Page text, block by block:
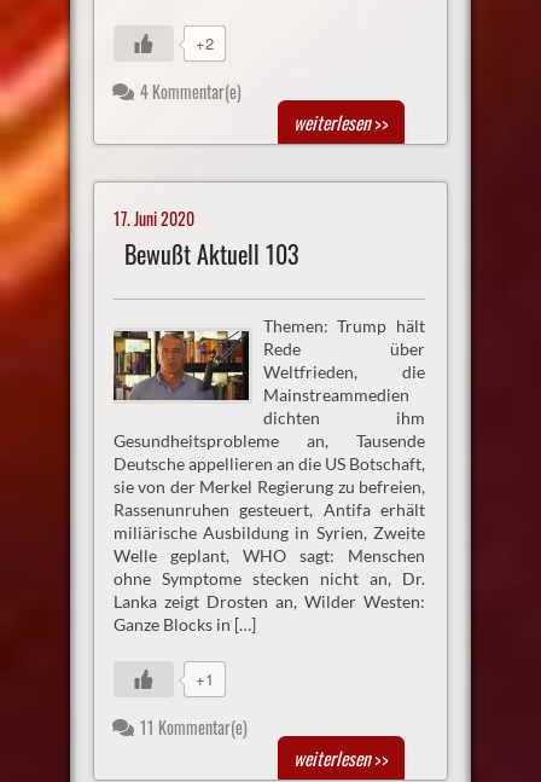
+2
4 Kommentar(e)
weiterlesen>>
17. Juni 2020
Bewußt Aktuell 103
Themen: Trump hält
Rede über
Weltfrieden, die
Mainstreammedien
dichten ihm
Gesundheitsprobleme an, Tausende
Deutsche appellieren an die US Botschaft,
sie von der Merkel Regierung zu befreien,
Rassenunruhen gesteuert, Antifa erhält
miliärische Ausbildung in Syrien, Zweite
Welle geplant, WHO sagt: Menschen
ohne Symptome stecken nicht an, Dr.
Lanka zeigt Drosten an, Wilder Westen:
Ganze Blocks in […]
+1
11 Kommentar(e)
weiterlesen>>